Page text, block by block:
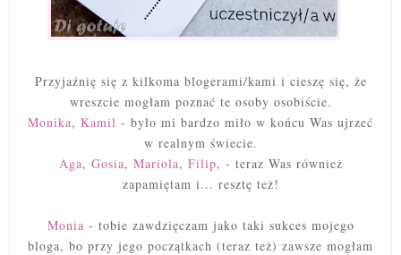
Przyjaźnię się z kilkoma blogerami/kami i cieszę się, że
wreszcie mogłam poznać te osoby osobiście.
Monika, Kamil - było mi bardzo miło w końcu Was ujrzeć
w realnym świecie.
Aga, Gosia, Mariola, Filip, - teraz Was również
zapamiętam i... resztę też!
Monia - tobie zawdzięczam jako taki sukces mojego
bloga, bo przy jego początkach (teraz też) zawsze mogłam